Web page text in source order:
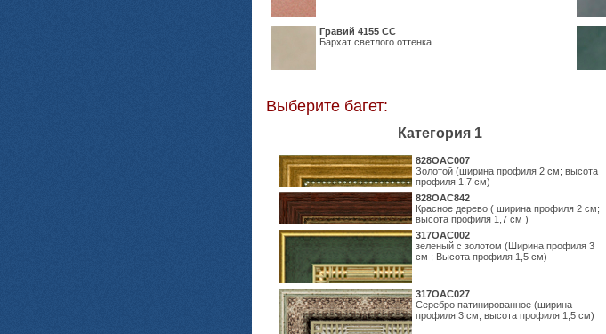
Гравий 4155 СС
Бархат светлого оттенка
Выберите багет:
Категория 1
828OAC007
Золотой (ширина профиля 2 см; высота
профиля 1,7 см)
828OAC842
Красное дерево ( ширина профиля 2 см;
высота профиля 1,7 см )
317OAC002
зеленый с золотом (Ширина профиля 3
см ; Высота профиля 1,5 см)
317OAC027
Серебро патинированное (ширина
профиля 3 см; высота профиля 1,5 см)